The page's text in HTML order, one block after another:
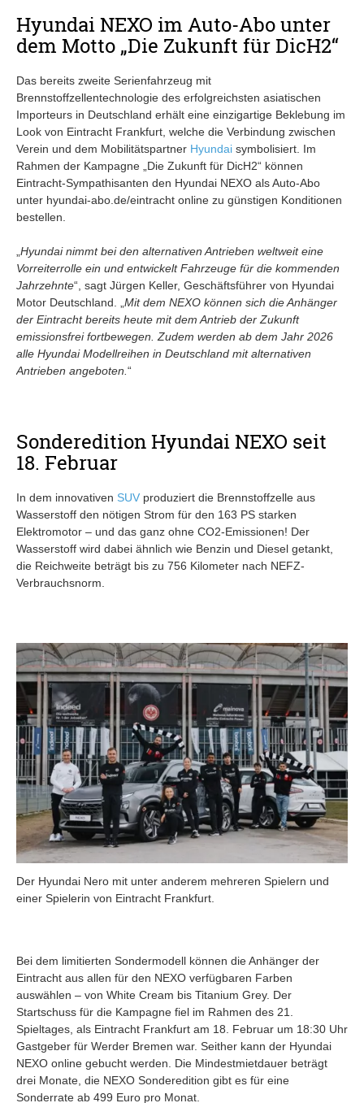
Hyundai NEXO im Auto-Abo unter
dem Motto „Die Zukunft für DicH2“
Das bereits zweite Serienfahrzeug mit
Brennstoffzellentechnologie des erfolgreichsten asiatischen
Importeurs in Deutschland erhält eine einzigartige Beklebung im
Look von Eintracht Frankfurt, welche die Verbindung zwischen
Verein und dem Mobilitätspartner Hyundai symbolisiert. Im
Rahmen der Kampagne „Die Zukunft für DicH2“ können
Eintracht-Sympathisanten den Hyundai NEXO als Auto-Abo
unter hyundai-abo.de/eintracht online zu günstigen Konditionen
bestellen.
Hyundai nimmt bei den alternativen Antrieben weltweit eine
Vorreiterrolle ein und entwickelt Fahrzeuge für die kommenden
Jahrzehnte“, sagt Jürgen Keller, Geschäftsführer von Hyundai
Motor Deutschland. „ Mit dem NEXO können sich die Anhänger
der Eintracht bereits heute mit dem Antrieb der Zukunft
emissionsfrei fortbewegen. Zudem werden ab dem Jahr 2026
alle Hyundai Modellreihen in Deutschland mit alternativen
Antrieben angeboten. “
Sonderedition Hyundai NEXO seit
18. Februar
In dem innovativen SUV produziert die Brennstoffzelle aus
Wasserstoff den nötigen Strom für den 163 PS starken
Elektromotor – und das ganz ohne CO2-Emissionen! Der
Wasserstoff wird dabei ähnlich wie Benzin und Diesel getankt,
die Reichweite beträgt bis zu 756 Kilometer nach NEFZ-
Verbrauchsnorm.
Der Hyundai Nero mit unter anderem mehreren Spielern und
einer Spielerin von Eintracht Frankfurt.
Bei dem limitierten Sondermodell können die Anhänger der
Eintracht aus allen für den NEXO verfügbaren Farben
auswählen – von White Cream bis Titanium Grey. Der
Startschuss für die Kampagne fiel im Rahmen des 21.
Spieltages, als Eintracht Frankfurt am 18. Februar um 18:30 Uhr
Gastgeber für Werder Bremen war. Seither kann der Hyundai
NEXO online gebucht werden. Die Mindestmietdauer beträgt
drei Monate, die NEXO Sonderedition gibt es für eine
Sonderrate ab 499 Euro pro Monat.